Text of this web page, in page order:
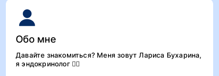
Обо мне
Давайте знакомиться? Меня зовут Лариса Бухарина,
я эндокринолог 👩‍⚕️